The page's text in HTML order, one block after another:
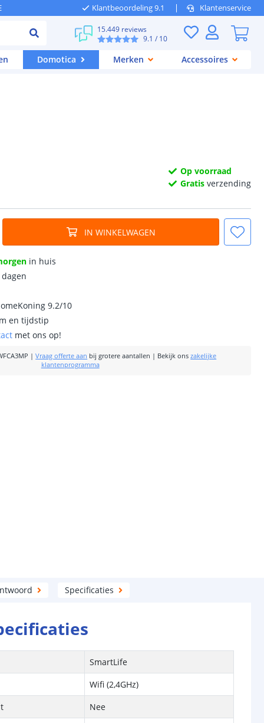
Klantbeoordeling 9.1 Klantenservice
15.449 reviews
9.1 / 10
Domotica Merken Accessoires
Op voorraad
Gratis verzending
IN WINKELWAGEN
in huis
9.2/10
en tijdstip
met ons op!
|Vraag offerte aan bij grotere aantallen | Bekijk ons zakelijke
klantenprogramma
Specificaties
SmartLife
Wifi (2,4GHz)
Nee